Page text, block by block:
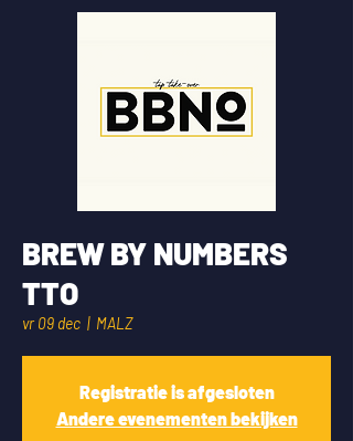
BREW BY NUMBERS
TTO
vr 09 dec
  |
MALZ
Registratie is afgesloten
Andere evenementen bekijken